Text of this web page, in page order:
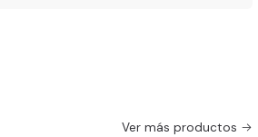
Ver más productos